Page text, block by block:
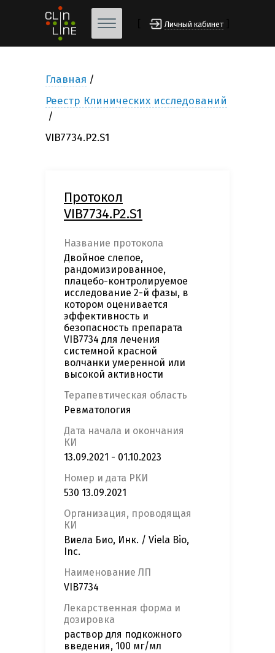
Личный кабинет
Главная
Реестр Клинических исследований
VIB7734.P2.S1
Протокол
VIB7734.P2.S1
Название протокола
Двойное слепое,
рандомизированное,
плацебо-контролируемое
исследование 2-й фазы, в
котором оценивается
эффективность и
безопасность препарата
VIB7734 для лечения
системной красной
волчанки умеренной или
высокой активности
Терапевтическая область
Ревматология
Дата начала и окончания
КИ
13.09.2021 - 01.10.2023
Номер и дата РКИ
530 13.09.2021
Организация, проводящая
КИ
Виела Био, Инк. / Viela Bio,
Inc.
Наименование ЛП
VIB7734
Лекарственная форма и
дозировка
раствор для подкожного
введения, 100 мг/мл